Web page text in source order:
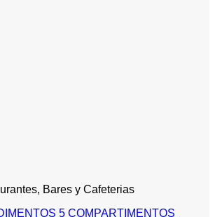
Bares y Cafeterias
5 COMPARTIMENTOS